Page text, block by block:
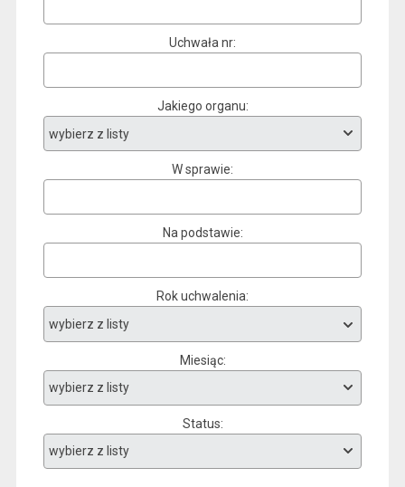
Uchwała nr
Jakiego organu
W sprawie
Na podstawie
Rok uchwalenia
Miesiąc
Status